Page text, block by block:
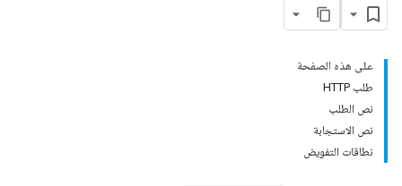
على هذه الصفحة
طلب HTTP
نص الطلب
نص الاستجابة
نطاقات التفويض